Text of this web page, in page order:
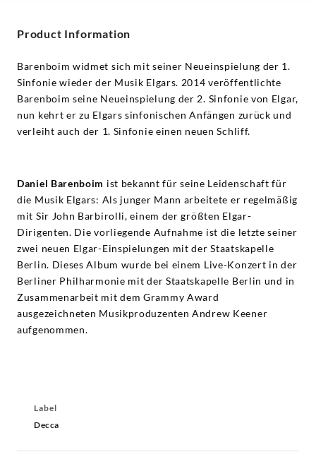
Product Information
Barenboim widmet sich mit seiner Neueinspielung der 1.
Sinfonie wieder der Musik Elgars. 2014 veröffentlichte
Barenboim seine Neueinspielung der 2. Sinfonie von Elgar,
nun kehrt er zu Elgars sinfonischen Anfängen zurück und
verleiht auch der 1. Sinfonie einen neuen Schliff.
Daniel Barenboim ist bekannt für seine Leidenschaft für
die Musik Elgars: Als junger Mann arbeitete er regelmäßig
mit Sir John Barbirolli, einem der größten Elgar-
Dirigenten. Die vorliegende Aufnahme ist die letzte seiner
zwei neuen Elgar-Einspielungen mit der Staatskapelle
Berlin. Dieses Album wurde bei einem Live-Konzert in der
Berliner Philharmonie mit der Staatskapelle Berlin und in
Zusammenarbeit mit dem Grammy Award
ausgezeichneten Musikproduzenten Andrew Keener
aufgenommen.
Label
Decca